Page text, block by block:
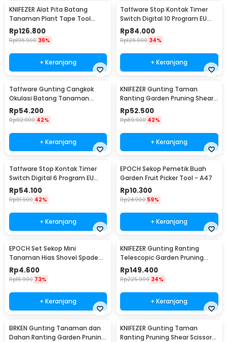
KNIFEZER Alat Pita Batang
Tanaman Plant Tape Tool
Tapener Machine - VK20
Rp126.800
Rp196.900 36%
+ Keranjang
Taffware Stop Kontak Timer
Switch Digital 10 Program EU
Plug 16A 230V - KWE-TM02-EU
Rp84.000
Rp126.000 34%
+ Keranjang
Taffware Gunting Cangkok
Okulasi Batang Tanaman
Grafting Pruning Tool - 210
Rp54.200
Rp92.900 42%
+ Keranjang
KNIFEZER Gunting Taman
Ranting Garden Pruning Shear
Scissors - W238
Rp52.500
Rp89.900 42%
+ Keranjang
Taffware Stop Kontak Timer
Switch Digital 6 Program EU
Plug 16A 230V - W03
Rp54.100
Rp91.900 42%
+ Keranjang
EPOCH Sekop Pemetik Buah
Garden Fruit Picker Tool - A47
Rp10.300
Rp24.900 59%
+ Keranjang
EPOCH Set Sekop Mini
Tanaman Hias Shovel Spade
Gardening Tools 3 PCS -
LXY549
Rp4.600
Rp16.900 73%
+ Keranjang
KNIFEZER Gunting Ranting
Telescopic Garden Pruning
Shear Scissors - 2026
Rp149.400
Rp225.900 34%
+ Keranjang
BRKEN Gunting Tanaman dan
Dahan Ranting Garden Pruning
KNIFEZER Gunting Taman
Ranting Pruning Shear Scissors